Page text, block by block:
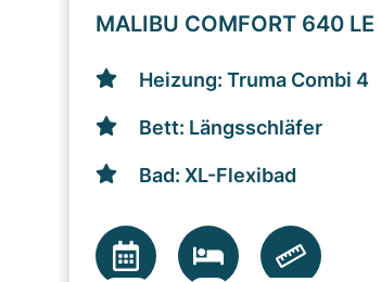
MALIBU COMFORT 640 LE
Heizung: Truma Combi 4
Bett: Längsschläfer
Bad: XL-Flexibad